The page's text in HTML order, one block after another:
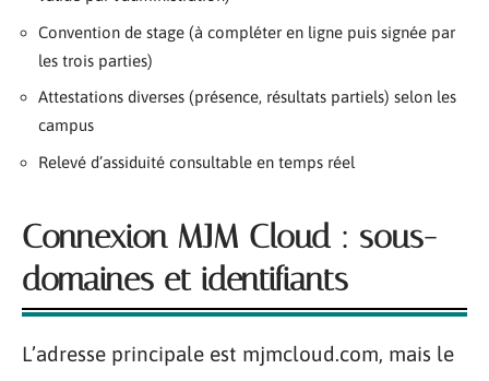
Convention de stage (à compléter en ligne puis signée par
les trois parties)
Attestations diverses (présence, résultats partiels) selon les
campus
Relevé d’assiduité consultable en temps réel
Connexion MJM Cloud : sous-
domaines et identifiants
L’adresse principale est mjmcloud.com, mais le